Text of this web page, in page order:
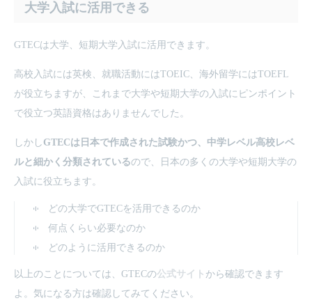
大学入試に活用できる
GTECは大学、短期大学入試に活用できます。
高校入試には英検、就職活動にはTOEIC、海外留学にはTOEFL
が役立ちますが、これまで大学や短期大学の入試にピンポイント
で役立つ英語資格はありませんでした。
しかし GTECは日本で作成された試験かつ、中学レベル高校レベ
ルと細かく分類されているので、日本の多くの大学や短期大学の
入試に役立ちます。
どの大学でGTECを活用できるのか
何点くらい必要なのか
どのように活用できるのか
以上のことについては、GTECの公式サイト から確認できます
よ。気になる方は確認してみてください。